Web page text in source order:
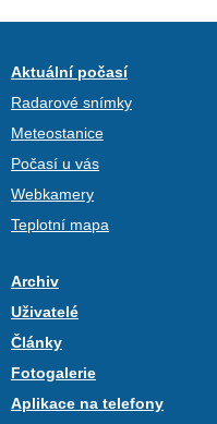
Aktuální počasí
Radarové snímky
Meteostanice
Počasí u vás
Webkamery
Teplotní mapa
Archiv
Uživatelé
Články
Fotogalerie
Aplikace na telefony